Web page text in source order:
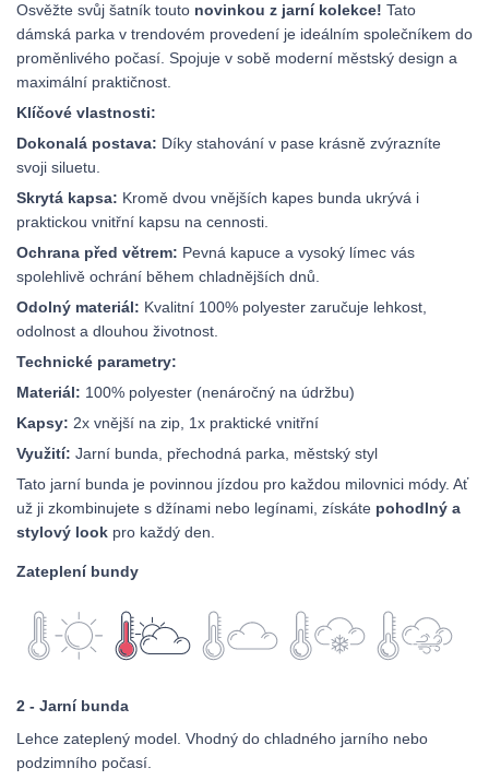
Osvěžte svůj šatník touto novinkou z jarní kolekce! Tato
dámská parka v trendovém provedení je ideálním společníkem do
proměnlivého počasí. Spojuje v sobě moderní městský design a
maximální praktičnost.
Klíčové vlastnosti:
Dokonalá postava: Díky stahování v pase krásně zvýrazníte
svoji siluetu.
Skrytá kapsa: Kromě dvou vnějších kapes bunda ukrývá i
praktickou vnitřní kapsu na cennosti.
Ochrana před větrem: Pevná kapuce a vysoký límec vás
spolehlivě ochrání během chladnějších dnů.
Odolný materiál: Kvalitní 100% polyester zaručuje lehkost,
odolnost a dlouhou životnost.
Technické parametry:
Materiál: 100% polyester (nenáročný na údržbu)
Kapsy: 2x vnější na zip, 1x praktické vnitřní
Využití: Jarní bunda, přechodná parka, městský styl
Tato jarní bunda je povinnou jízdou pro každou milovnici módy. Ať
už ji zkombinujete s džínami nebo legínami, získáte pohodlný a
stylový look pro každý den.
Zateplení bundy
2 - Jarní bunda
Lehce zateplený model. Vhodný do chladného jarního nebo
podzimního počasí.